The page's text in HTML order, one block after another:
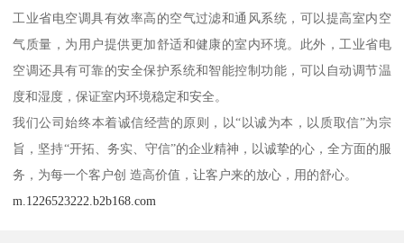
工业省电空调具有效率高的空气过滤和通风系统，可以提高室内空
气质量，为用户提供更加舒适和健康的室内环境。此外，工业省电
空调还具有可靠的安全保护系统和智能控制功能，可以自动调节温
度和湿度，保证室内环境稳定和安全。
我们公司始终本着诚信经营的原则，以“以诚为本，以质取信”为宗
旨，坚持“开拓、务实、守信”的企业精神，以诚挚的心，全方面的服
务，为每一个客户创 造高价值，让客户来的放心，用的舒心。
m.1226523222.b2b168.com